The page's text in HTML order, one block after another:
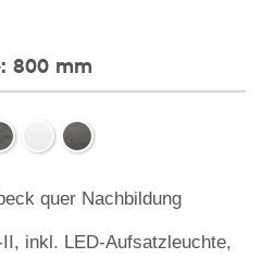
800 mm
quer Nachbildung
inkl. LED-Aufsatzleuchte,